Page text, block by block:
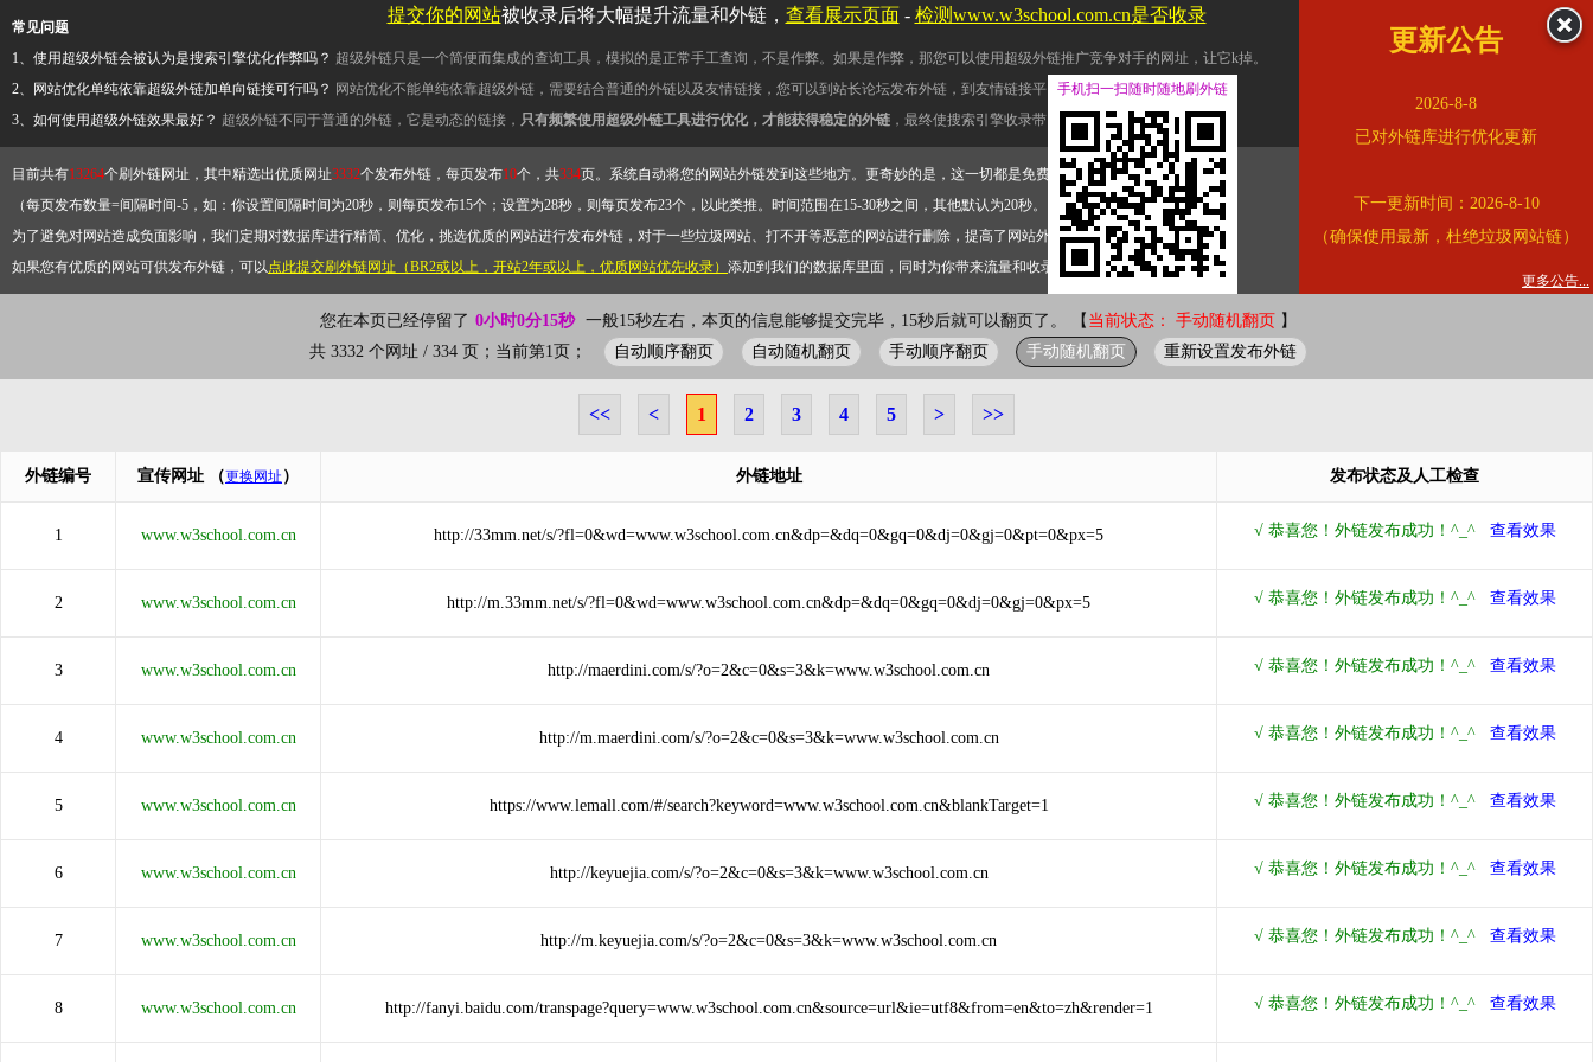
常见问题
1、使用超级外链会被认为是搜索引擎优化作弊吗？ 超级外链只是一个简便而集成的查询工具，模拟的是正常手工查询，不是作弊。如果是作弊，那您可以使用超级外链推广竞争对手的网址，让它k掉。
2、网站优化单纯依靠超级外链加单向链接可行吗？ 网站优化不能单纯依靠超级外链，需要结合普通的外链以及友情链接，您可以到站长论坛发布外链，到友情链接平台交换友情链接。
3、如何使用超级外链效果最好？ 超级外链不同于普通的外链，它是动态的链接， 只有频繁使用超级外链工具进行优化，才能获得稳定的外链 ，最终使搜索引擎收录带网址的查询页面。
目前共有13264个刷外链网址，其中精选出优质网址3332个发布外链，每页发布10个，共334页。系统自动将您的网站外链发到这些地方。更奇妙的是，这一切都是免费的。
（每页发布数量=间隔时间-5，如：你设置间隔时间为20秒，则每页发布15个；设置为28秒，则每页发布23个，以此类推。时间范围在15-30秒之间，其他默认为20秒。）
为了避免对网站造成负面影响，我们定期对数据库进行精简、优化，挑选优质的网站进行发布外链，对于一些垃圾网站、打不开等恶意的网站进行删除，提高了网站外链的质量。
如果您有优质的网站可供发布外链，可以点此提交刷外链网址（BR2或以上，开站2年或以上，优质网站优先收录） 添加到我们的数据库里面，同时为你带来流量和收录。 错误外链纠正
您在本页已经停留了 0小时0分15秒 一般15秒左右，本页的信息能够提交完毕，15秒后就可以翻页了。 【 当前状态： 手动随机翻页 】
共 3332 个网址 / 334 页；当前第1页；
自动顺序翻页 自动随机翻页 手动顺序翻页 手动随机翻页 重新设置发布外链
<< < 1 2 3 4 5 > >>
外链编号 宣传网址 （更换网址 ） 外链地址 发布状态及人工检查
1 www.w3school.com.cn http://33mm.net/s/?fl=0&wd=www.w3school.com.cn&dp=&dq=0&gq=0&dj=0&gj=0&pt=0&px=5
2 www.w3school.com.cn http://m.33mm.net/s/?fl=0&wd=www.w3school.com.cn&dp=&dq=0&gq=0&dj=0&gj=0&px=5
3 www.w3school.com.cn http://maerdini.com/s/?o=2&c=0&s=3&k=www.w3school.com.cn
4 www.w3school.com.cn http://m.maerdini.com/s/?o=2&c=0&s=3&k=www.w3school.com.cn
5 www.w3school.com.cn https://www.lemall.com/#/search?keyword=www.w3school.com.cn&blankTarget=1
6 www.w3school.com.cn http://keyuejia.com/s/?o=2&c=0&s=3&k=www.w3school.com.cn
7 www.w3school.com.cn http://m.keyuejia.com/s/?o=2&c=0&s=3&k=www.w3school.com.cn
8 www.w3school.com.cn http://fanyi.baidu.com/transpage?query=www.w3school.com.cn&source=url&ie=utf8&from=en&to=zh&render=1
提交你的网站被收录后将大幅提升流量和外链， 查看展示页面- 检测www.w3school.com.cn是否收录
更新公告
2026-8-8
已对外链库进行优化更新
下一更新时间：2026-8-10
（确保使用最新，杜绝垃圾网站链）
更多公告...
手机扫一扫随时随地刷外链